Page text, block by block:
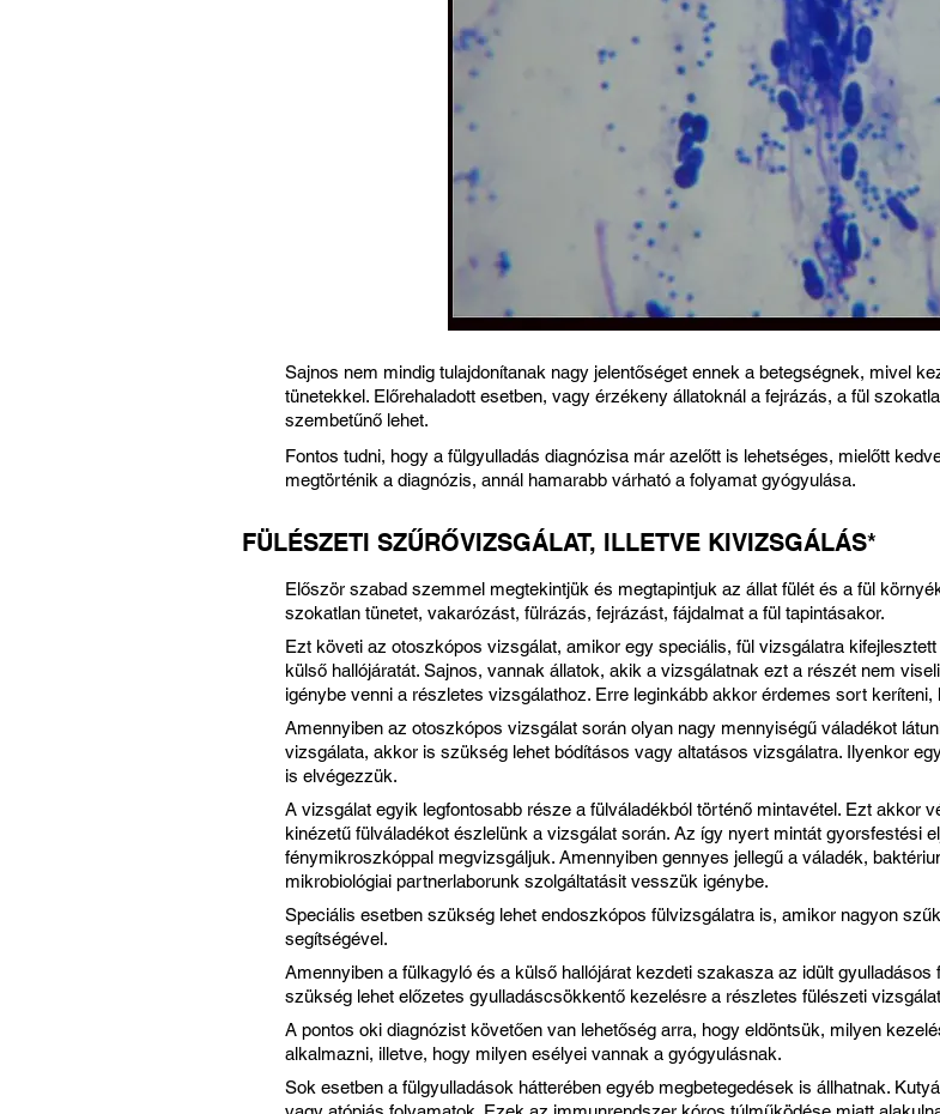
Sajnos nem mindig tulajdonítanak nagy jelentőséget ennek a betegségnek, mivel
tünetekkel. Előrehaladott esetben, vagy érzékeny állatoknál a fejrázás, a fül
szembetűnő lehet.
Fontos tudni, hogy a fülgyulladás diagnózisa már azelőtt is lehetséges, mielőtt
megtörténik a diagnózis, annál hamarabb várható a folyamat gyógyulása.
FÜLÉSZETI SZŰRŐVIZSGÁLAT, ILLETVE KIVIZSGÁLÁS*
Először szabad szemmel megtekintjük és megtapintjuk az állat fülét és a fül
szokatlan tünetet, vakarózást, fülrázás, fejrázást, fájdalmat a fül tapintásakor.
Ezt követi az otoszkópos vizsgálat, amikor egy speciális, fül vizsgálatra
külső hallójáratát. Sajnos, vannak állatok, akik a vizsgálatnak ezt a részét nem
igénybe venni a részletes vizsgálathoz. Erre leginkább akkor érdemes sort
Amennyiben az otoszkópos vizsgálat során olyan nagy mennyiségű váladékot
vizsgálata, akkor is szükség lehet bódításos vagy altatásos vizsgálatra. Ilyenkor
is elvégezzük.
A vizsgálat egyik legfontosabb része a fülváladékból történő mintavétel. Ezt akkor
kinézetű fülváladékot észlelünk a vizsgálat során. Az így nyert mintát gyorsfestési
fénymikroszkóppal megvizsgáljuk. Amennyiben gennyes jellegű a váladék,
mikrobiológiai partnerlaborunk szolgáltatásit vesszük igénybe.
Speciális esetben szükség lehet endoszkópos fülvizsgálatra is, amikor nagyon
segítségével.
Amennyiben a fülkagyló és a külső hallójárat kezdeti szakasza az idült
szükség lehet előzetes gyulladáscsökkentő kezelésre a részletes fülészeti
A pontos oki diagnózist követően van lehetőség arra, hogy eldöntsük, milyen
alkalmazni, illetve, hogy milyen esélyei vannak a gyógyulásnak.
Sok esetben a fülgyulladások hátterében egyéb megbetegedések is állhatnak.